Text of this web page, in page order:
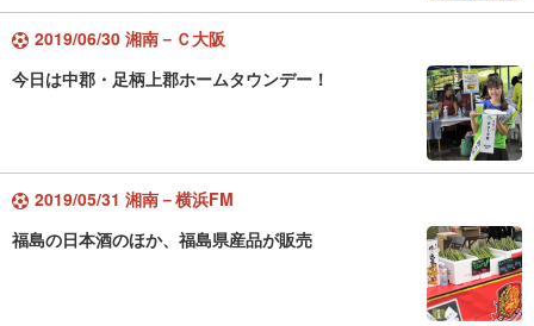
2019/06/30 湘南－Ｃ大阪
今日は中郡・足柄上郡ホームタウンデー！
2019/05/31 湘南－横浜FM
福島の日本酒のほか、福島県産品が販売